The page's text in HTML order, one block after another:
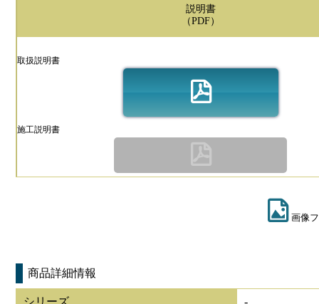
説明書
（PDF）
取扱説明書
施工説明書
画像
商品詳細情報